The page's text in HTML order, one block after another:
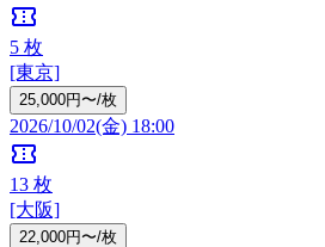
confirmation_number
5 枚
[東京]
25,000円〜/枚
2026/10/02(金) 18:00
confirmation_number
13 枚
[大阪]
22,000円〜/枚